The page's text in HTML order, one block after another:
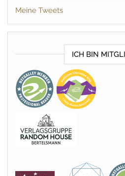
Meine Tweets
ICH BIN